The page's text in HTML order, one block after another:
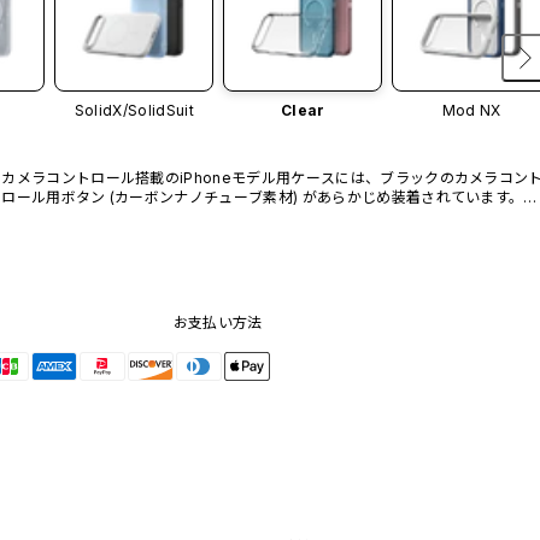
SolidX/SolidSuit Clear Mod NX
カメラコントロール搭載のiPhoneモデル用ケースには、ブラックのカメラコン
ロール用ボタン (カーボンナノチューブ素材) があらかじめ装着されています。他
お支払い方法